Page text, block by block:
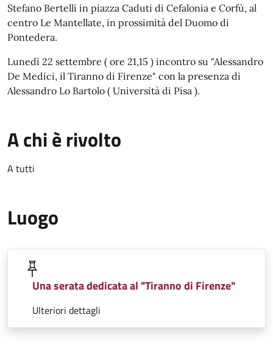
Stefano Bertelli in piazza Caduti di Cefalonia e Corfù, al
centro Le Mantellate, in prossimità del Duomo di
Pontedera.
Lunedì 22 settembre ( ore 21,15 ) incontro su "Alessandro
De Medici, il Tiranno di Firenze" con la presenza di
Alessandro Lo Bartolo ( Università di Pisa ).
A chi è rivolto
A tutti
Luogo
Una serata dedicata al "Tiranno di Firenze"
Ulteriori dettagli